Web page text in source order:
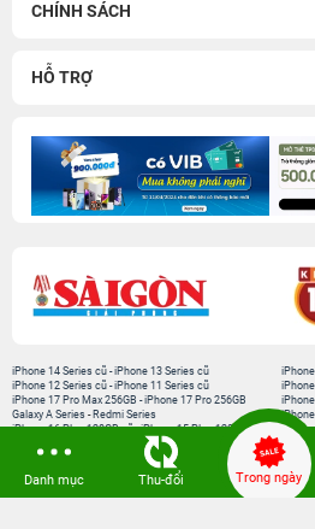
CHÍNH SÁCH
HỖ TRỢ
iPhone 14 Series cũ -iPhone 13 Series cũ
iPhone 12 Series cũ -iPhone 11 Series cũ
iPhone 17 Pro Max 256GB -iPhone 17 Pro 256GB
Galaxy A Series - Redmi Series
iPhone 16 Plus 128GB cũ-iPhone 15 Plus 128GB
iPhone 16 128GB cũ
iPhone 14 Pro Max 128GB cũ
iPhone 15 128GB cũ
iPhone 13 Pro Max 128GB cũ
iPhone 14 Pro 128GB cũ
iPhone 11 Pro Max 64GB
cũ
Cũ
Watch
Watch
Pencil
iPad
Danh mục Thu-đổi Trong ngày